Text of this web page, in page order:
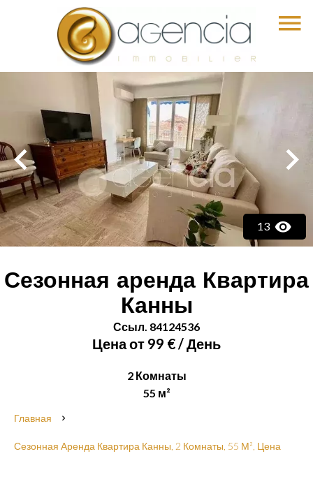
13
Сезонная аренда Квартира
Канны
Ссыл. 84124536
Цена от 99 € / День
2 Комнаты
55 м²
Главная
Сезонная Аренда Квартира Канны, 2 Комнаты, 55 М², Цена